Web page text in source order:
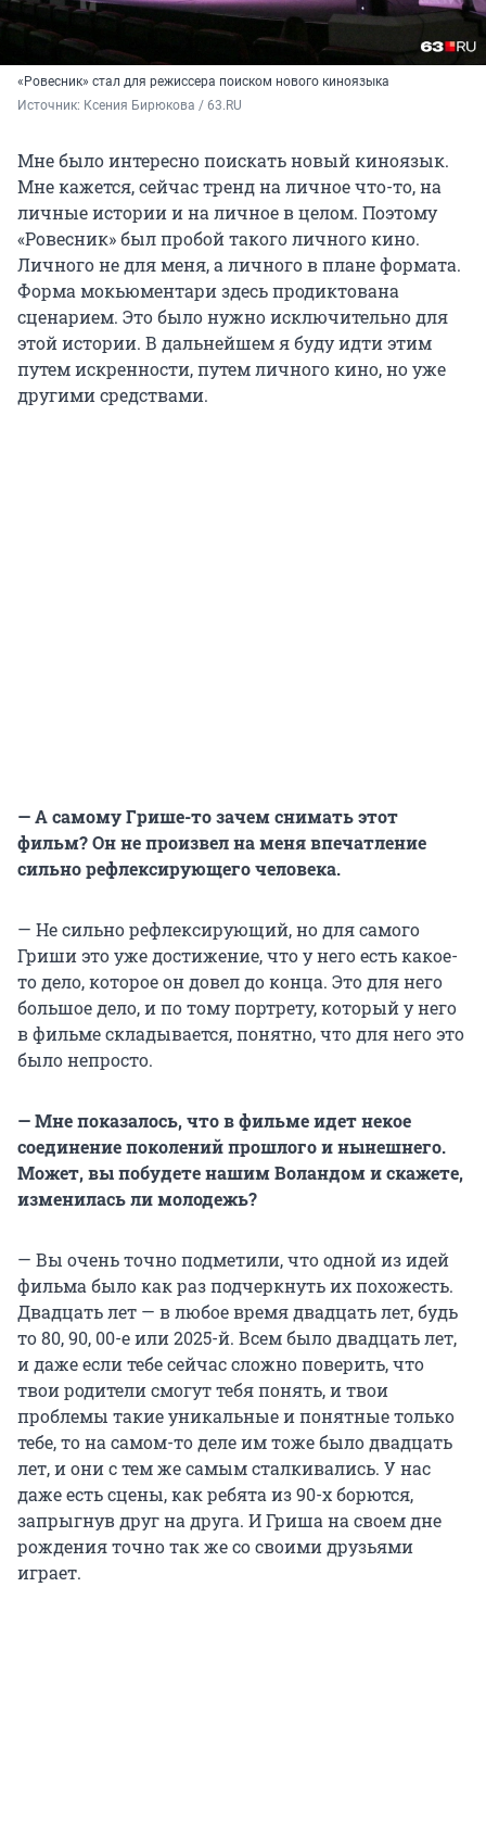
«Ровесник» стал для режиссера поиском нового киноязыка
Источник: Ксения Бирюкова / 63.RU
Мне было интересно поискать новый киноязык.
Мне кажется, сейчас тренд на личное что-то, на
личные истории и на личное в целом. Поэтому
«Ровесник» был пробой такого личного кино.
Личного не для меня, а личного в плане формата.
Форма мокьюментари здесь продиктована
сценарием. Это было нужно исключительно для
этой истории. В дальнейшем я буду идти этим
путем искренности, путем личного кино, но уже
другими средствами.
— А самому Грише-то зачем снимать этот
фильм? Он не произвел на меня впечатление
сильно рефлексирующего человека.
— Не сильно рефлексирующий, но для самого
Гриши это уже достижение, что у него есть какое-
то дело, которое он довел до конца. Это для него
большое дело, и по тому портрету, который у него
в фильме складывается, понятно, что для него это
было непросто.
— Мне показалось, что в фильме идет некое
соединение поколений прошлого и нынешнего.
Может, вы побудете нашим Воландом и скажете,
изменилась ли молодежь?
— Вы очень точно подметили, что одной из идей
фильма было как раз подчеркнуть их похожесть.
Двадцать лет — в любое время двадцать лет, будь
то 80, 90, 00-е или 2025-й. Всем было двадцать лет,
и даже если тебе сейчас сложно поверить, что
твои родители смогут тебя понять, и твои
проблемы такие уникальные и понятные только
тебе, то на самом-то деле им тоже было двадцать
лет, и они с тем же самым сталкивались. У нас
даже есть сцены, как ребята из 90-х борются,
запрыгнув друг на друга. И Гриша на своем дне
рождения точно так же со своими друзьями
играет.